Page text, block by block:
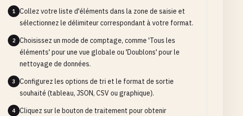
1
Collez votre liste d'éléments dans la zone de saisie et
sélectionnez le délimiteur correspondant à votre format.
2
Choisissez un mode de comptage, comme 'Tous les
éléments' pour une vue globale ou 'Doublons' pour le
nettoyage de données.
3
Configurez les options de tri et le format de sortie
souhaité (tableau, JSON, CSV ou graphique).
4
Cliquez sur le bouton de traitement pour obtenir